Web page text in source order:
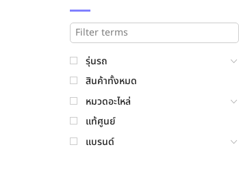
รุ่นรถ
สินค้าทั้งหมด
หมวดอะไหล่
แท้ศูนย์
แบรนด์